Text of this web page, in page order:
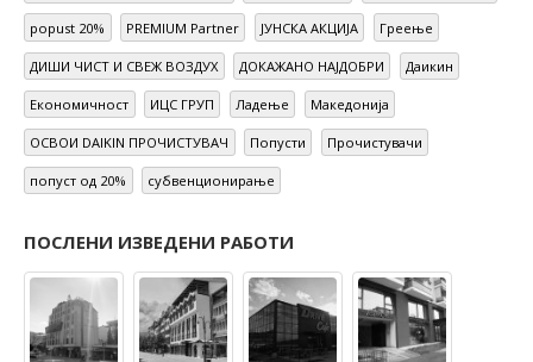
popust 20% PREMIUM Partner ЈУНСКА АКЦИЈА Греење
ДИШИ ЧИСТ И СВЕЖ ВОЗДУХ ДОКАЖАНО НАЈДОБРИ Даикин
Економичност ИЦС ГРУП Ладење Македонија
ОСВОИ DAIKIN ПРОЧИСТУВАЧ Попусти Прочистувачи
попуст од 20% субвенционирање
ПОСЛЕНИ ИЗВЕДЕНИ РАБОТИ